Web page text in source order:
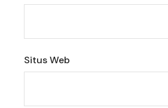
Situs Web